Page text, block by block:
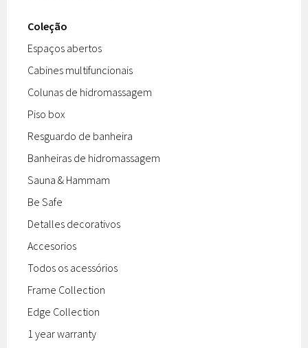
Coleção
Espaços abertos
Cabines multifuncionais
Colunas de hidromassagem
Piso box
Resguardo de banheira
Banheiras de hidromassagem
Sauna & Hammam
Be Safe
Detalles decorativos
Accesorios
Todos os acessórios
Frame Collection
Edge Collection
1 year warranty